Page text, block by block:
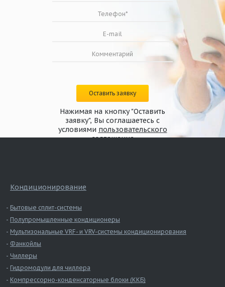
Оставить заявку
Нажимая на кнопку "Оставить
заявку", Вы соглашаетесь с
условиями пользовательского
соглашения
Кондиционирование
Бытовые сплит-системы
Полупромышленные кондиционеры
Мультизональные VRF- и VRV-системы кондиционирования
Фанкойлы
Чиллеры
Гидромодули для чиллера
Компрессорно-конденсаторные блоки (ККБ)